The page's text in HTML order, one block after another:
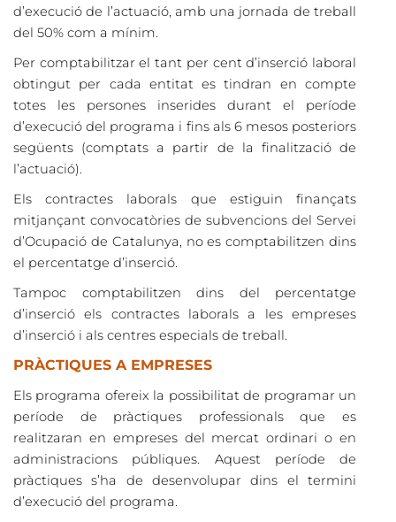
d’execució de l’actuació, amb una jornada de treball
del 50% com a mínim.
Per comptabilitzar el tant per cent d’inserció laboral
obtingut per cada entitat es tindran en compte
totes les persones inserides durant el període
d’execució del programa i fins als 6 mesos posteriors
següents (comptats a partir de la finalització de
l’actuació).
Els contractes laborals que estiguin finançats
mitjançant convocatòries de subvencions del Servei
d’Ocupació de Catalunya, no es comptabilitzen dins
el percentatge d’inserció.
Tampoc comptabilitzen dins del percentatge
d’inserció els contractes laborals a les empreses
d’inserció i als centres especials de treball.
PRÀCTIQUES A EMPRESES
Els programa ofereix la possibilitat de programar un
període de pràctiques professionals que es
realitzaran en empreses del mercat ordinari o en
administracions públiques. Aquest període de
pràctiques s’ha de desenvolupar dins el termini
d’execució del programa.